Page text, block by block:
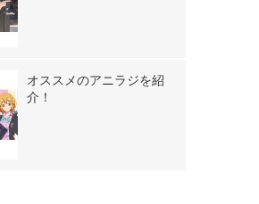
オススメのアニラジを紹
介！